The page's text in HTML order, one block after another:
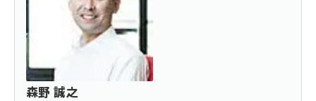
森野 誠之